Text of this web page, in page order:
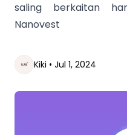
saling berkaitan
Nanovest
Kiki • Jul 1, 2024